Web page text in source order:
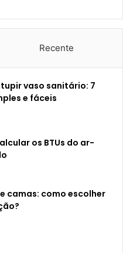
Recente
vaso sanitário: 7
e fáceis
os BTUs do ar-
camas: como escolher